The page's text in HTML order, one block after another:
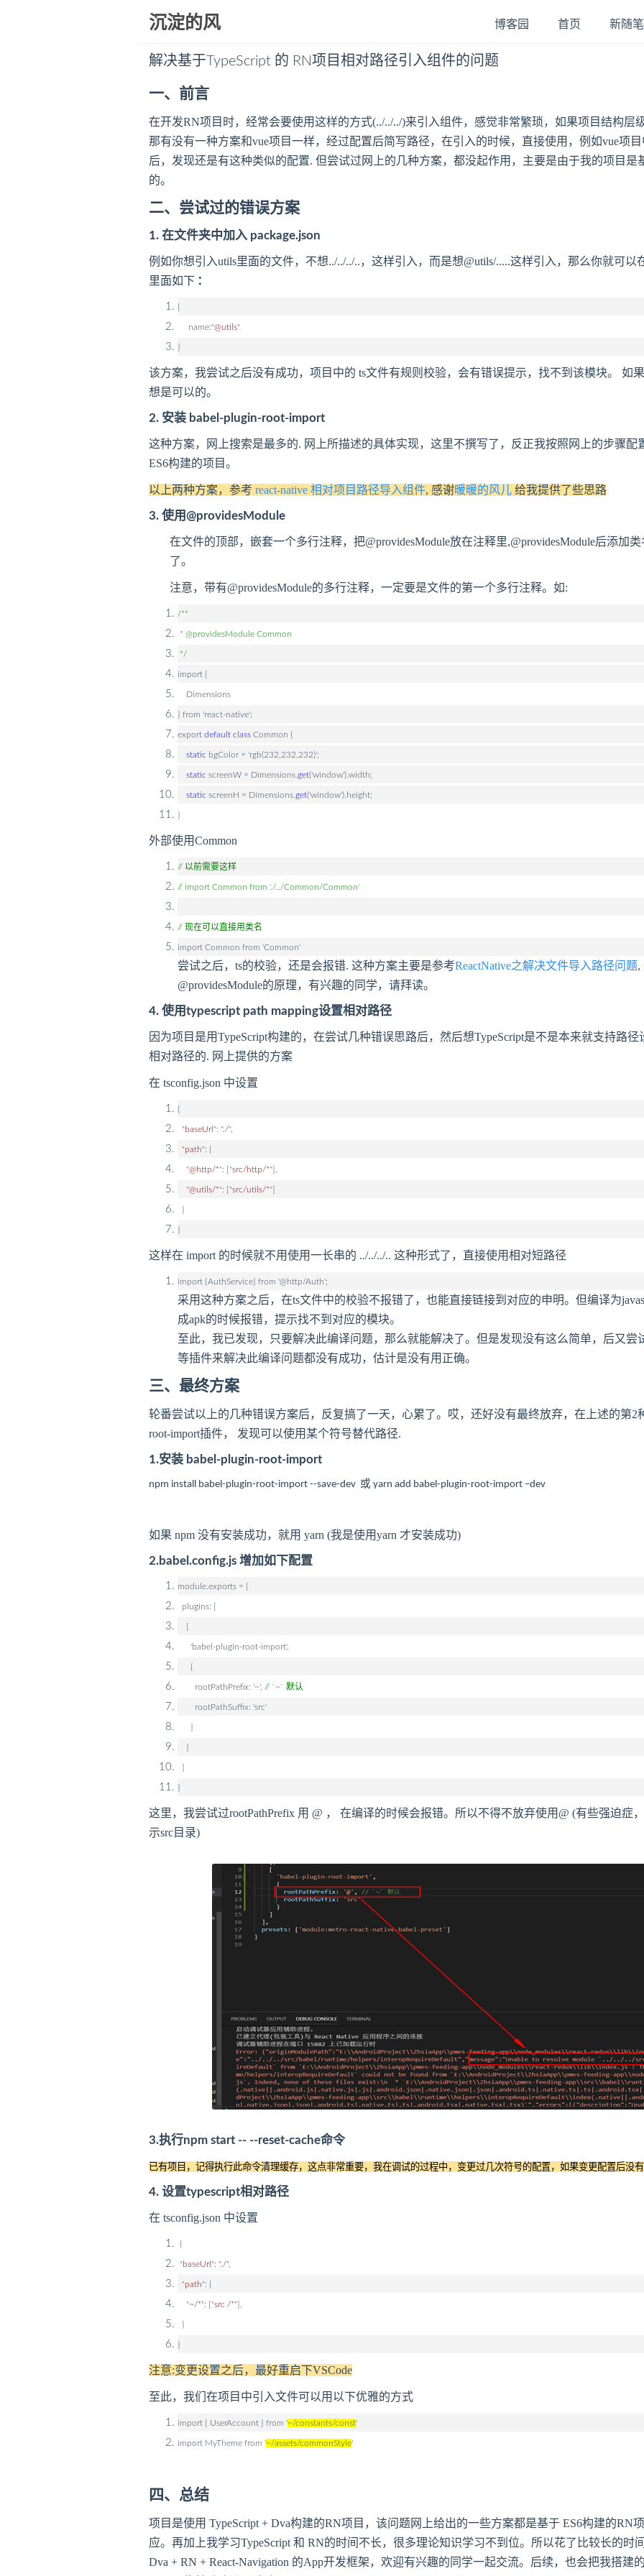
沉淀的风 博客园 首页 新随笔
解决基于TypeScript 的 RN项目相对路径引入组件的问题
一、前言
在开发RN项目时，经常会要使用这样的方式(../../../)来引入组件，感觉非常繁琐，如果项目结构层
那有没有一种方案和vue项目一样，经过配置后简写路径，在引入的时候，直接使用，例如vue项
后，发现还是有这种类似的配置. 但尝试过网上的几种方案，都没起作用，主要是由于我的项目是
的。
二、尝试过的错误方案
1. 在文件夹中加入 package.json
例如你想引入utils里面的文件，不想../../../..，这样引入，而是想@utils/.....这样引入，那么你就可以
里面如下 ：
{
name:"@utils"
}
该方案，我尝试之后没有成功，项目中的 ts文件有规则校验，会有错误提示，找不到该模块。 如
想是可以的。
2. 安装 babel-plugin-root-import
这种方案，网上搜索是最多的. 网上所描述的具体实现，这里不撰写了，反正我按照网上的步骤配
ES6构建的项目。
以上两种方案，参考 react-native 相对项目路径导入组件, 感谢暖暖的风儿 给我提供了些思路
3. 使用@providesModule
在文件的顶部，嵌套一个多行注释，把@providesModule放在注释里,@providesModule后添加
了。
注意，带有@providesModule的多行注释，一定要是文件的第一个多行注释。如:
/**
* @providesModule Common
*/
import {
Dimensions
} from 'react-native';
export default class Common {
static bgColor = 'rgb(232,232,232)';
static screenW = Dimensions. get('window').width;
static screenH = Dimensions. get('window').height;
}
外部使用Common
// 以前需要这样
// import Common from './../Common/Common'
// 现在可以直接用类名
import Common from 'Common'
尝试之后，ts的校验，还是会报错. 这种方案主要是参考ReactNative之解决文件导入路径问题,
@providesModule的原理，有兴趣的同学，请拜读。
4. 使用typescript path mapping设置相对路径
因为项目是用TypeScript构建的，在尝试几种错误思路后，然后想TypeScript是不是本来就支持路
相对路径的. 网上提供的方案
在 tsconfig.json 中设置
{
"baseUrl ": "./",
"path": {
"@http/*": ["src/http/*"],
"@utils/*": ["src/utils/*"]
}
}
这样在 import 的时候就不用使用一长串的 ../../../.. 这种形式了，直接使用相对短路径
import {AuthService} from '@http/Auth';
采用这种方案之后，在ts文件中的校验不报错了，也能直接链接到对应的申明。但编译为
成apk的时候报错，提示找不到对应的模块。
至此，我已发现，只要解决此编译问题，那么就能解决了。但是发现没有这么简单，后又尝
等插件来解决此编译问题都没有成功，估计是没有用正确。
三、最终方案
轮番尝试以上的几种错误方案后，反复搞了一天，心累了。哎，还好没有最终放弃，在上述的第2
root-import插件， 发现可以使用某个符号替代路径.
1.安装 babel-plugin-root-import
npm install babel-plugin-root-import --save-dev 或
如果 npm 没有安装成功，就用 yarn (我是使用yarn 才安装成功)
2.babel.config.js 增加如下配置
module.exports = {
plugins: [
[
'babel-plugin-root-import',
{
rootPathPrefix: '~', // `~` 默认
rootPathSuffix: 'src'
}
]
]
}
这里，我尝试过rootPathPrefix 用 @ ， 在编译的时候会报错。所以不得不放弃使用@ (有些强迫症
示src目录)
3.执行npm start -- --reset-cache命令
已有项目，记得执行此命令清理缓存，这点非常重要，我在调试的过程中，变更过几次符号的配置，如果变更配置后没
4. 设置typescript相对路径
在 tsconfig.json 中设置
{
"baseUrl ": "./",
"path": {
"~/*": ["src /*"],
}
}
注意:变更设置之后，最好重启下VSCode
至此，我们在项目中引入文件可以用以下优雅的方式
import { UserAccount } from '~/constants/const'
import MyTheme from '~/assets/commonStyle'
四、总结
项目是使用 TypeScript + Dva构建的RN项目，该问题网上给出的一些方案都是基于 ES6构建的RN
应。再加上我学习TypeScript 和 RN的时间不长，很多理论知识学习不到位。所以花了比较长的时
Dva + RN + React-Navigation 的App开发框架，欢迎有兴趣的同学一起交流。后续，也会把我搭建